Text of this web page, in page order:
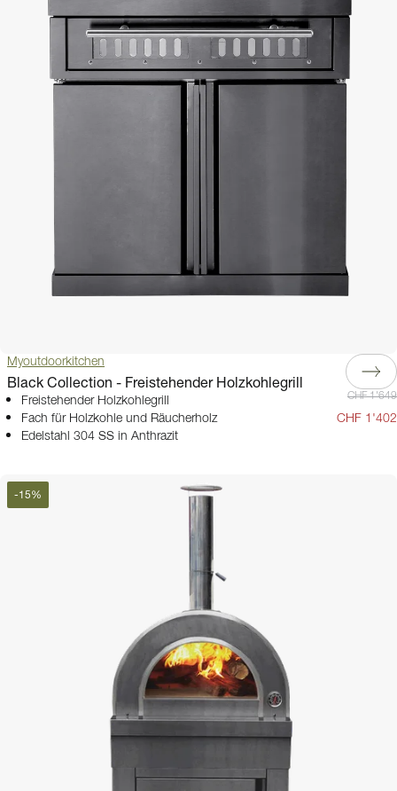
Myoutdoorkitchen
Black Collection - Freistehender Holzkohlegrill
Freistehender Holzkohlegrill
Fach für Holzkohle und Räucherholz
Edelstahl 304 SS in Anthrazit
CHF 1'649
CHF 1'402
-15%